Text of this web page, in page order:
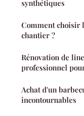
synthétiques
Comment choisir
chantier ?
Rénovation de
professionnel
Achat d'un
incontournables